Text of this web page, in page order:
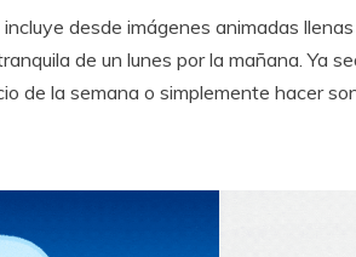
desde imágenes animadas
de un lunes por la mañana. Ya
de la semana o simplemente hacer